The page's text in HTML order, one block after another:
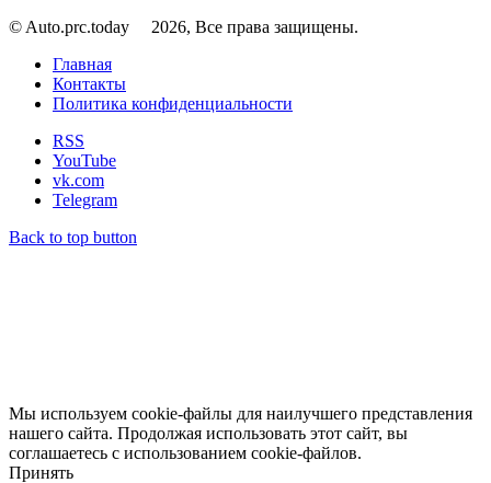
© Auto.prc.today
2026, Все права защищены.
Главная
Контакты
Политика конфиденциальности
RSS
YouTube
vk.com
Telegram
Back to top button
Мы используем cookie-файлы для наилучшего представления
нашего сайта. Продолжая использовать этот сайт, вы
соглашаетесь с использованием cookie-файлов.
Принять